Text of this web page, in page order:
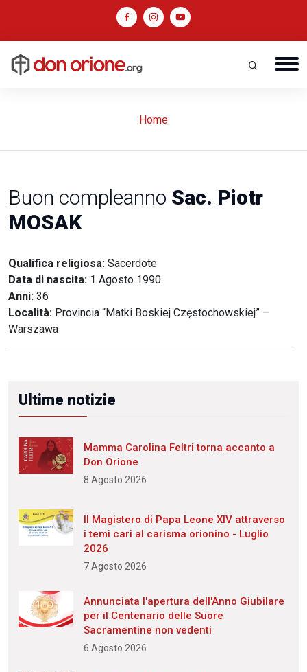
Home
Buon compleanno Sac. Piotr
MOSAK
Qualifica religiosa: Sacerdote
Data di nascita: 1 Agosto 1990
Anni: 36
Località: Provincia “Matki Boskiej Częstochowskiej” –
Warszawa
Ultime notizie
Mamma Carolina Feltri torna accanto a
Don Orione
8 Agosto 2026
Il Magistero di Papa Leone XIV attraverso
i temi cari al carisma orionino - Luglio
2026
7 Agosto 2026
Annunciata l'apertura dell'Anno Giubilare
per il Centenario delle Suore
Sacramentine non vedenti
6 Agosto 2026